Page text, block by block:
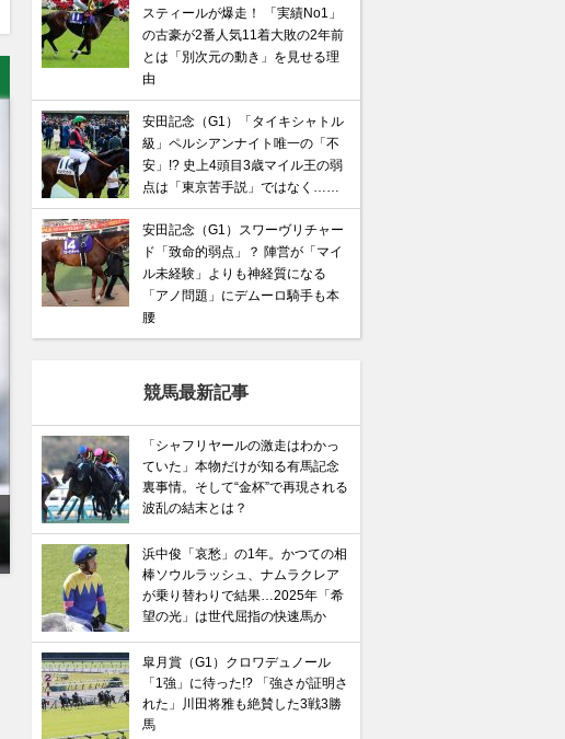
【有馬記念】武豊×ドウデュースを逆転できる候補3頭！と絶
るべき“隠れ穴馬！”
スティールが爆走！ 「実績No1」
の古豪が2番人気11着大敗の2年前
とは「別次元の動き」を見せる理
由
安田記念（G1）「タイキシャトル
級」ペルシアンナイト唯一の「不
安」!? 史上4頭目3歳マイル王の弱
点は「東京苦手説」ではなく……
安田記念（G1）スワーヴリチャー
ド「致命的弱点」？ 陣営が「マイ
ル未経験」よりも神経質になる
「アノ問題」にデムーロ騎手も本
腰
競馬最新記事
「シャフリヤールの激走はわかっ
ていた」本物だけが知る有馬記念
裏事情。そして“金杯”で再現される
波乱の結末とは？
浜中俊「哀愁」の1年。かつての相
棒ソウルラッシュ、ナムラクレア
が乗り替わりで結果…2025年「希
望の光」は世代屈指の快速馬か
皐月賞（G1）クロワデュノール
「1強」に待った!? 「強さが証明さ
れた」川田将雅も絶賛した3戦3勝
馬